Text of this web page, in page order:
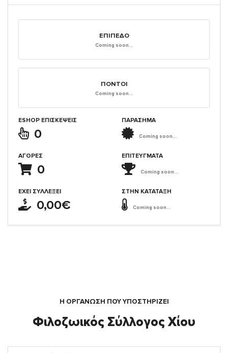
ΕΠΊΠΕΔΟ
Coming soon...
ΠΌΝΤΟΙ
Coming soon...
ESHOP ΕΠΙΣΚΈΨΕΙΣ
0
ΑΓΟΡΈΣ
0
ΈΧΕΙ ΣΥΛΛΈΞΕΙ
0,00€
ΠΑΡΑΣΗΜΑ
Coming soon...
ΕΠΙΤΕΎΓΜΑΤΑ
Coming soon...
ΣΤΗΝ ΚΑΤΆΤΑΞΗ
Coming soon...
Η ΟΡΓΆΝΩΣΗ ΠΟΥ ΥΠΟΣΤΗΡΙΖΕΙ
Φιλοζωικός Σύλλογος Χίου